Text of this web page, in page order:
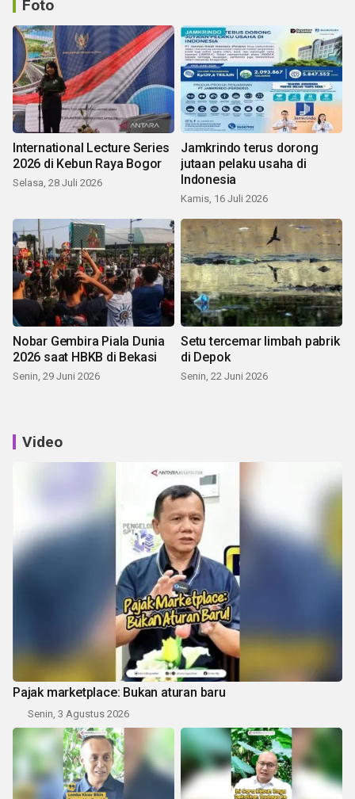
Foto
International Lecture Series
2026 di Kebun Raya Bogor
Selasa, 28 Juli 2026
Jamkrindo terus dorong
jutaan pelaku usaha di
Indonesia
Kamis, 16 Juli 2026
Nobar Gembira Piala Dunia
2026 saat HBKB di Bekasi
Senin, 29 Juni 2026
Setu tercemar limbah pabrik
di Depok
Senin, 22 Juni 2026
Video
Pajak marketplace: Bukan aturan baru
Senin, 3 Agustus 2026